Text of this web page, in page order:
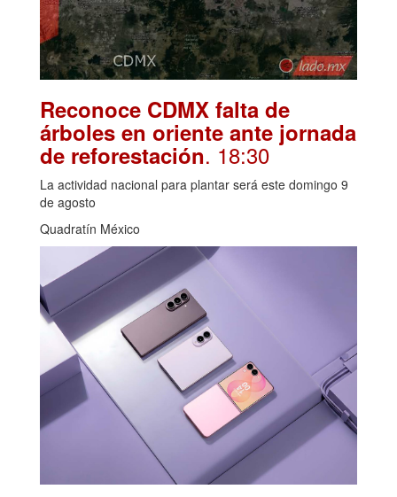
Reconoce CDMX falta de
árboles en oriente ante jornada
de reforestación. 18:30
La actividad nacional para plantar será este domingo 9
de agosto
Quadratín México